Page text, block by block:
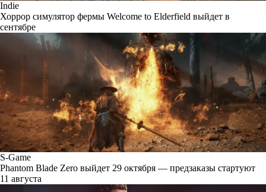
Indie
Хоррор симулятор фермы Welcome to Elderfield выйдет в
сентябре
S-Game
Phantom Blade Zero выйдет 29 октября — предзаказы стартуют
11 августа